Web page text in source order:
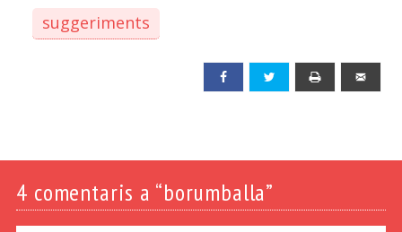
suggeriments
Facebook Twitter
4 comentaris a “borumballa”